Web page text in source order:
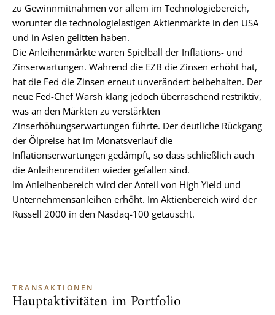
zu Gewinnmitnahmen vor allem im Technologiebereich,
worunter die technologielastigen Aktienmärkte in den USA
und in Asien gelitten haben.
Die Anleihenmärkte waren Spielball der Inflations- und
Zinserwartungen. Während die EZB die Zinsen erhöht hat,
hat die Fed die Zinsen erneut unverändert beibehalten. Der
neue Fed-Chef Warsh klang jedoch überraschend restriktiv,
was an den Märkten zu verstärkten
Zinserhöhungserwartungen führte. Der deutliche Rückgang
der Ölpreise hat im Monatsverlauf die
Inflationserwartungen gedämpft, so dass schließlich auch
die Anleihenrenditen wieder gefallen sind.
Im Anleihenbereich wird der Anteil von High Yield und
Unternehmensanleihen erhöht. Im Aktienbereich wird der
Russell 2000 in den Nasdaq-100 getauscht.
TRANSAKTIONEN
Hauptaktivitäten im Portfolio